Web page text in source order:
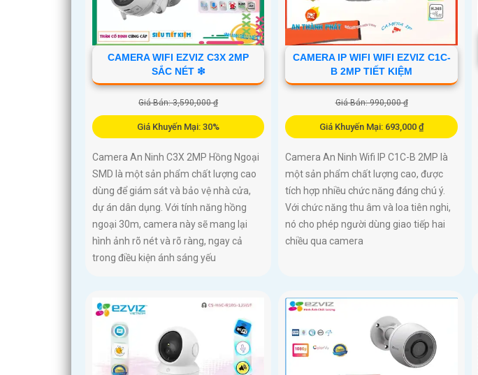
CAMERA WIFI EZVIZ C3X 2MP
SẮC NÉT ❇
Giá Bán: 3,590,000 ₫
Giá Khuyến Mại: 30%
Camera An Ninh C3X 2MP Hồng Ngoại
SMD là một sản phẩm chất lượng cao
dùng để giám sát và bảo vệ nhà cửa,
dự án dân dụng. Với tính năng hồng
ngoại 30m, camera này sẽ mang lại
hình ảnh rõ nét và rõ ràng, ngay cả
trong điều kiện ánh sáng yếu
CAMERA IP WIFI WIFI EZVIZ C1C-
B 2MP TIẾT KIỆM
Giá Bán: 990,000 ₫
Giá Khuyến Mại: 693,000 ₫
Camera An Ninh Wifi IP C1C-B 2MP là
một sản phẩm chất lượng cao, được
tích hợp nhiều chức năng đáng chú ý.
Với chức năng thu âm và loa tiên nghi,
nó cho phép người dùng giao tiếp hai
chiều qua camera